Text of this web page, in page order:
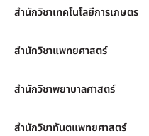
สำนักวิชาเทคโนโลยีการเกษตร
สำนักวิชาแพทยศาสตร์
สำนักวิชาพยาบาลศาสตร์
สำนักวิชาทันตแพทยศาสตร์